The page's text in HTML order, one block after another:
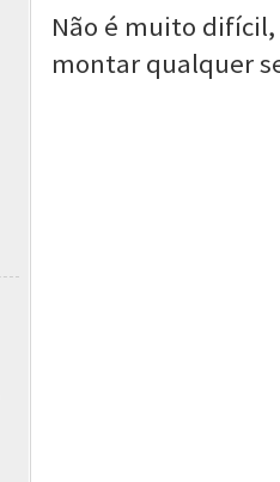
Não é muito
montar qualquer